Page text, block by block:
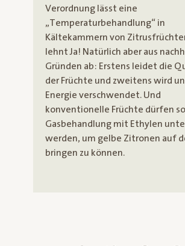
Verordnung lässt eine
„Temperaturbehandlung“ in
Kältekammern von
lehnt Ja! Natürlich aber aus
Gründen ab: Erstens leidet die
der Früchte und zweitens wird
Energie verschwendet. Und
konventionelle Früchte dürfen
Gasbehandlung mit Ethylen
werden, um gelbe Zitronen auf
bringen zu können.